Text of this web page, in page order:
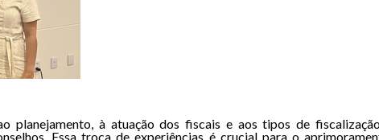
planejamento, à atuação dos fiscais e aos tipos de
Essa troca de experiências é crucial para o